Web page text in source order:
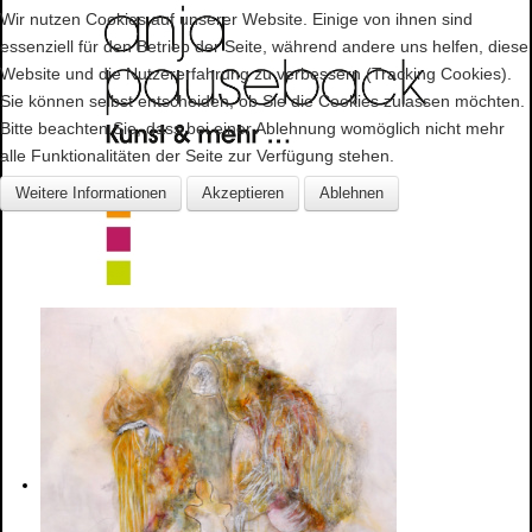
Wir nutzen Cookies auf unserer Website. Einige von ihnen sind
essenziell für den Betrieb der Seite, während andere uns helfen, diese
Website und die Nutzererfahrung zu verbessern (Tracking Cookies).
Sie können selbst entscheiden, ob Sie die Cookies zulassen möchten.
Bitte beachten Sie, dass bei einer Ablehnung womöglich nicht mehr
alle Funktionalitäten der Seite zur Verfügung stehen.
Weitere Informationen Akzeptieren Ablehnen